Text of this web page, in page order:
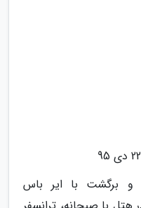
و برگشت با ایر باس